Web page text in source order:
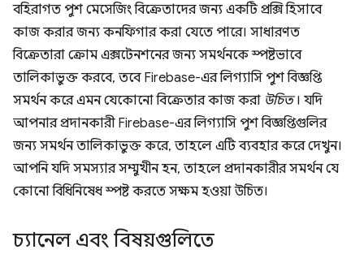
বহিরাগত পুশ মেসেজিং বিক্রেতাদের জন্য একটি প্রক্সি হিসাবে
কাজ করার জন্য কনফিগার করা যেতে পারে। সাধারণত
বিক্রেতারা ক্রোম এক্সটেনশনের জন্য সমর্থনকে স্পষ্টভাবে
তালিকাভুক্ত করবে, তবে Firebase-এর লিগ্যাসি পুশ বিজ্ঞপ্তি
সমর্থন করে এমন যেকোনো বিক্রেতার কাজ করা উচিত। যদি
আপনার প্রদানকারী Firebase-এর লিগ্যাসি পুশ বিজ্ঞপ্তিগুলির
জন্য সমর্থন তালিকাভুক্ত করে, তাহলে এটি ব্যবহার করে দেখুন।
আপনি যদি সমস্যার সম্মুখীন হন, তাহলে প্রদানকারীর সমর্থন যে
কোনো বিধিনিষেধ স্পষ্ট করতে সক্ষম হওয়া উচিত।
চ্যানেল এবং বিষয়গুলিতে